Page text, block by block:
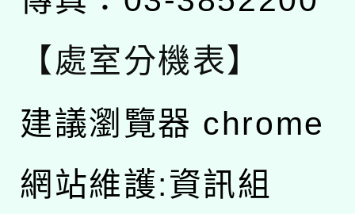
【處室分機表】
建議瀏覽器 chrome
網站維護:資訊組